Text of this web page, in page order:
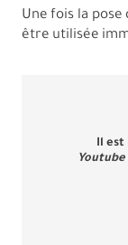
Une fois la
être utilisée
Il est
Youtube